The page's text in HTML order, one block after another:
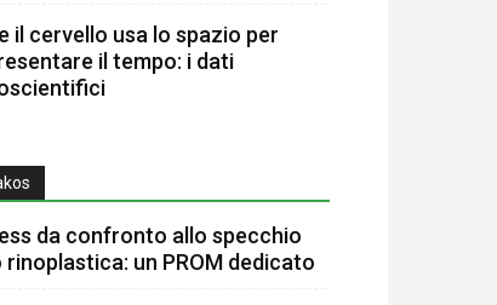
il cervello usa lo spazio per
il tempo: i dati
da confronto allo specchio
rinoplastica: un PROM dedicato